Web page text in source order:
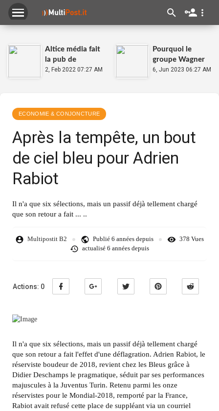
Altice média fait
la pub de
l'homme
2, Feb 2022 07:27 AM
Pourquoi le
groupe Wagner
stoppe sa
6, Jun 2023 06:27 AM
ECONOMIE & CONJONCTURE
Après la tempête, un bout
de ciel bleu pour Adrien
Rabiot
Il n'a que six sélections, mais un passif déjà tellement chargé
que son retour a fait ... ..
Multipostit B2 Publié 6 années depuis
378 Vues
actualisé 6 années depuis
Actions: 0
Il n'a que six sélections, mais un passif déjà tellement chargé
que son retour a fait l'effet d'une déflagration. Adrien Rabiot, le
réserviste boudeur de 2018, revient chez les Bleus grâce à
Didier Deschamps le pragmatique, séduit par ses performances
majuscules à la Juventus Turin. Retenu parmi les onze
réservistes pour le Mondial-2018, remporté par la France,
Rabiot avait refusé cette place de suppléant via un courriel